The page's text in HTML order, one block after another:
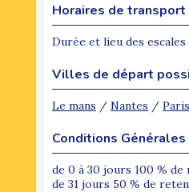
Horaires de transport
Durée et lieu des
Villes de départ
Le mans / Nantes / Paris
Conditions
de 0 à 30 jours 100 % de
de 31 jours 50 % de